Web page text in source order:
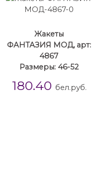
Жакеты
ФАНТАЗИЯ МОД, арт:
4867
Размеры: 46-52
180.40 бел.руб.